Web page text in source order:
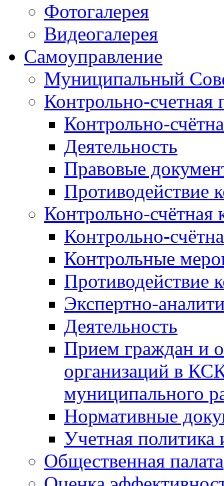
Фотогалерея
Видеогалерея
Самоуправление
Муниципальный
Контрольно-счетная
Контрольно-
Деятельность
Правовые
Противодействие
Контрольно-счётная
Контрольно-
Контрольные
Противодействие
Экспертно-
Деятельность
Прием граждан и
организаций в
муниципального
Нормативные
Учетная политика
Общественная палата